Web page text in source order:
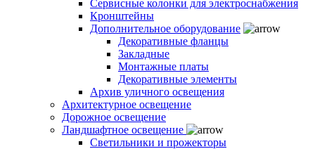
Сервисные колонки для электроснабжения
Кронштейны
Дополнительное оборудование
Декоративные фланцы
Закладные
Монтажные платы
Декоративные элементы
Архив уличного освещения
Архитектурное освещение
Дорожное освещение
Ландшафтное освещение
Светильники и прожекторы